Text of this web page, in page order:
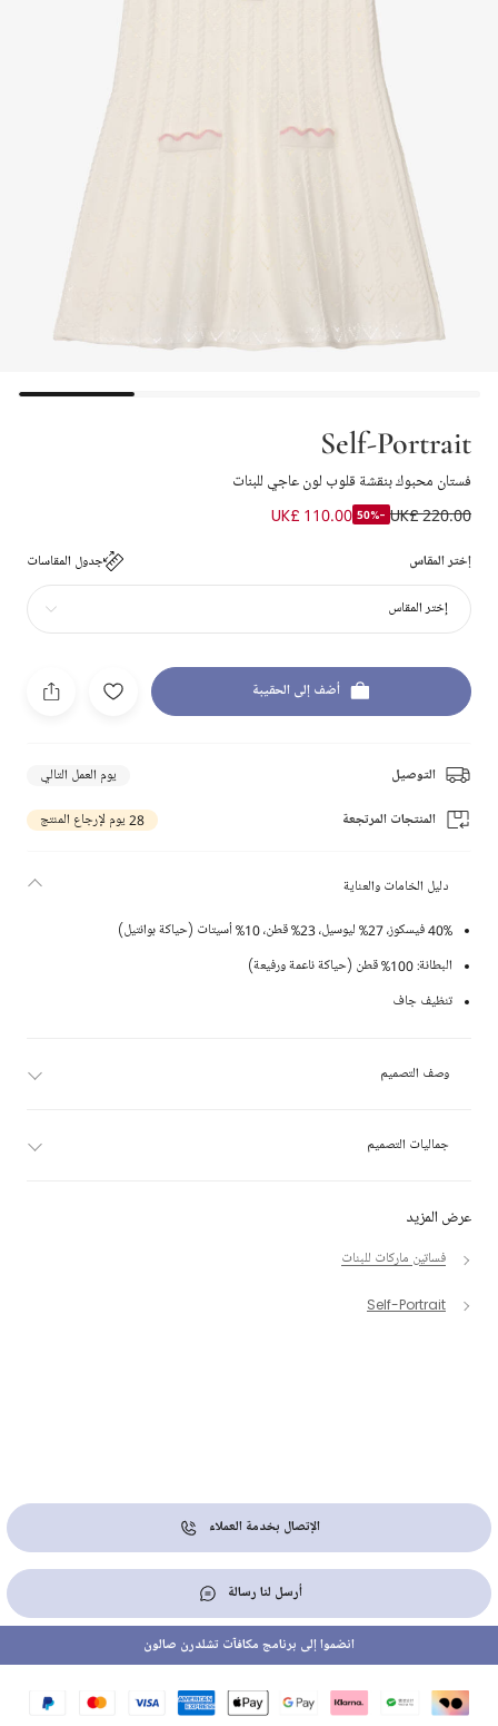
Self-Portrait
فستان محبوك بنقشة قلوب لون عاجي للبنات
UK£ 220.00
-50%
UK£ 110.00
إختر المقاس جدول المقاسات
إختر المقاس
أضف إلى الحقيبة
التوصيل يوم العمل التالي
المنتجات المرتجعة 28 يوم لإرجاع المنتج
عرض المزيد
فساتين ماركات للبنات
Self-Portrait
دليل الخامات والعناية
40% فيسكوز، 27% ليوسيل، 23% قطن، 10% أسيتات (حياكة بوانتيل)
البطانة: 100% قطن (حياكة ناعمة ورفيعة)
تنظيف جاف
وصف التصميم
جماليات التصميم
الإتصال بخدمة العملاء
أرسل لنا رسالة
انضموا إلى برنامج مكافآت تشلدرن صالون